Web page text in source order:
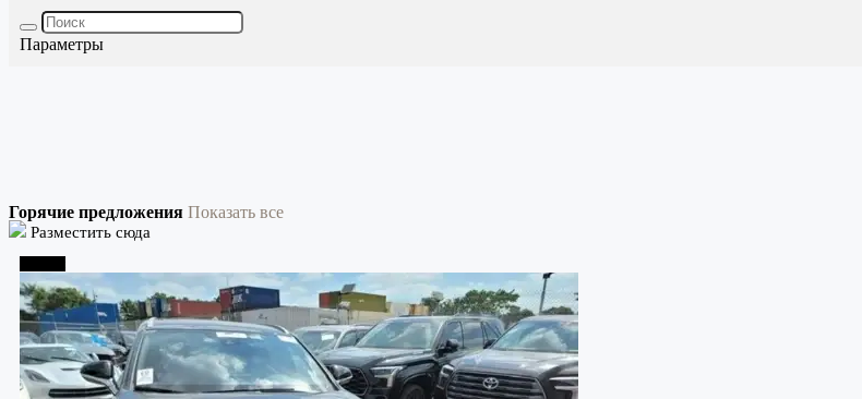
Параметры
Горячие предложения Показать все
Разместить сюда